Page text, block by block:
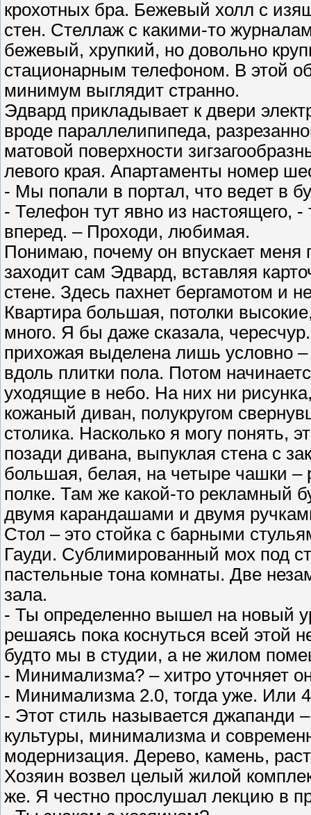
крохотных бра. Бежевый холл с
стен. Стеллаж с какими-то
бежевый, хрупкий, но довольно
стационарным телефоном. В этой
минимум выглядит странно.
Эдвард прикладывает к двери
вроде параллелипипеда,
матовой поверхности
левого края. Апартаменты номер
- Мы попали в портал, что ведет в
- Телефон тут явно из настоящего,
вперед. – Проходи, любимая.
Понимаю, почему он впускает меня
заходит сам Эдвард, вставляя
стене. Здесь пахнет бергамотом и
Квартира большая, потолки
много. Я бы даже сказала,
прихожая выделена лишь условно
вдоль плитки пола. Потом
уходящие в небо. На них ни
кожаный диван, полукругом
столика. Насколько я могу понять,
позади дивана, выпуклая стена с
большая, белая, на четыре чашки –
полке. Там же какой-то рекламный
двумя карандашами и двумя
Стол – это стойка с барными
Гауди. Сублимированный мох под
пастельные тона комнаты. Две
зала.
- Ты определенно вышел на новый
решаясь пока коснуться всей этой
будто мы в студии, а не жилом
- Минимализма? – хитро уточняет
- Минимализма 2.0, тогда уже. Или
- Этот стиль называется джапанди
культуры, минимализма и
модернизация. Дерево, камень,
Хозяин возвел целый жилой
же. Я честно прослушал лекцию в